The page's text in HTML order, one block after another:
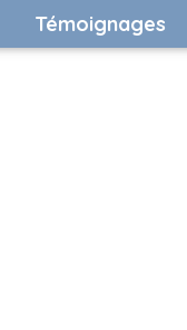
Témoignages